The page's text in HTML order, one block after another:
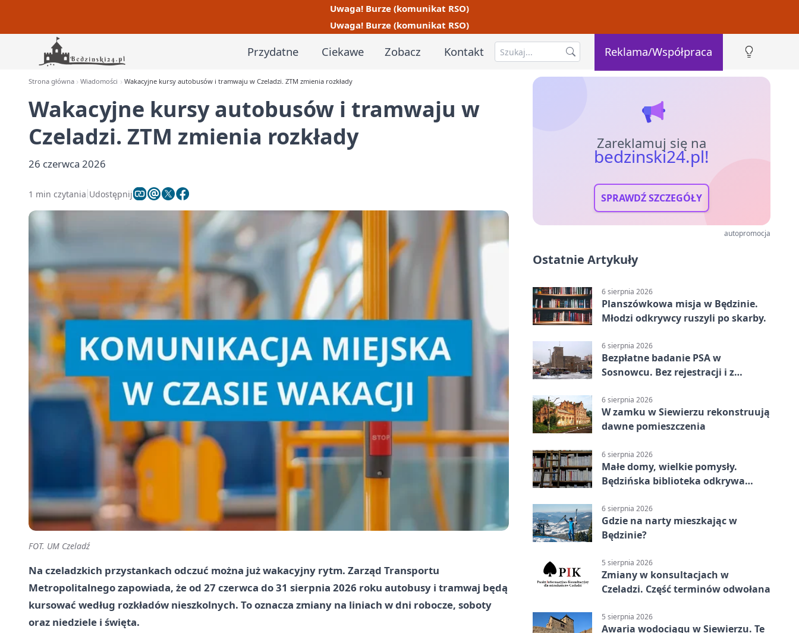
Uwaga! Burze (komunikat RSO)
Uwaga! Burze (komunikat RSO)
Przydatne Ciekawe Zobacz Kontakt Reklama/Współpraca
Strona główna Wiadomości Wakacyjne kursy autobusów i tramwaju w Czeladzi. ZTM zmienia rozkłady
Wakacyjne kursy autobusów i tramwaju w
Czeladzi. ZTM zmienia rozkłady
26 czerwca 2026
1 min czytania Udostępnij
FOT. UM Czeladź
Na czeladzkich przystankach odczuć można już wakacyjny rytm. Zarząd Transportu
Metropolitalnego zapowiada, że od 27 czerwca do 31 sierpnia 2026 roku autobusy i tramwaj będą
kursować według rozkładów nieszkolnych. To oznacza zmiany na liniach w dni robocze, soboty
oraz niedziele i święta.
Zareklamuj się na
bedzinski24.pl!
SPRAWDŹ SZCZEGÓŁY
autopromocja
Ostatnie Artykuły
6 sierpnia 2026
Planszówkowa misja w Będzinie.
Młodzi odkrywcy ruszyli po skarby.
6 sierpnia 2026
Bezpłatne badanie PSA w
Sosnowcu. Bez rejestracji i z
6 sierpnia 2026
W zamku w Siewierzu rekonstruują
dawne pomieszczenia
6 sierpnia 2026
Małe domy, wielkie pomysły.
Będzińska biblioteka odkrywa
6 sierpnia 2026
Gdzie na narty mieszkając w
Będzinie?
5 sierpnia 2026
Zmiany w konsultacjach w
Czeladzi. Część terminów odwołana
5 sierpnia 2026
Awaria wodociągu w Siewierzu. Te